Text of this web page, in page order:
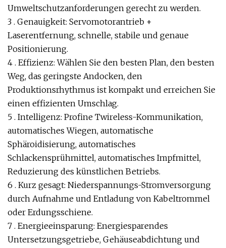
Umweltschutzanforderungen gerecht zu werden.
3 . Genauigkeit: Servomotorantrieb +
Laserentfernung, schnelle, stabile und genaue
Positionierung.
4 . Effizienz: Wählen Sie den besten Plan, den besten
Weg, das geringste Andocken, den
Produktionsrhythmus ist kompakt und erreichen Sie
einen effizienten Umschlag.
5 . Intelligenz: Profine Twireless-Kommunikation,
automatisches Wiegen, automatische
Sphäroidisierung, automatisches
Schlackensprühmittel, automatisches Impfmittel,
Reduzierung des künstlichen Betriebs.
6 . Kurz gesagt: Niederspannungs-Stromversorgung
durch Aufnahme und Entladung von Kabeltrommel
oder Erdungsschiene.
7 . Energieeinsparung: Energiesparendes
Untersetzungsgetriebe, Gehäuseabdichtung und